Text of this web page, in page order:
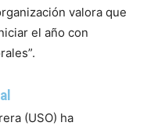
valora que
el año con
(USO) ha